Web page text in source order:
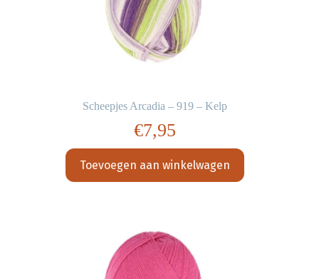
Scheepjes Arcadia – 919 – Kelp
€7,95
Toevoegen aan winkelwagen